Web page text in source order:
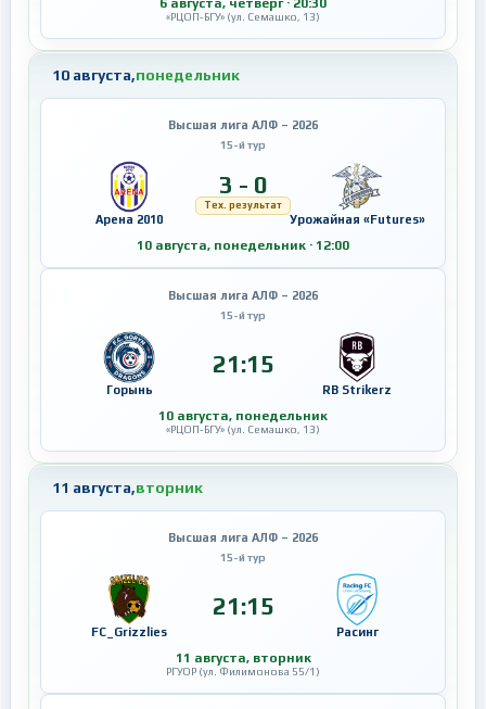
6 августа, четверг · 20:30
«РЦОП-БГУ» (ул. Семашко, 13)
10 августа,понедельник
Высшая лига АЛФ – 2026
15-й тур
Арена 2010
3 - 0
Тех. результат
Урожайная «Futures»
10 августа, понедельник · 12:00
Высшая лига АЛФ – 2026
15-й тур
Горынь
21:15
RB Strikerz
10 августа, понедельник
«РЦОП-БГУ» (ул. Семашко, 13)
11 августа,вторник
Высшая лига АЛФ – 2026
15-й тур
FC_Grizzlies
21:15
Расинг
11 августа, вторник
РГУОР (ул. Филимонова 55/1)